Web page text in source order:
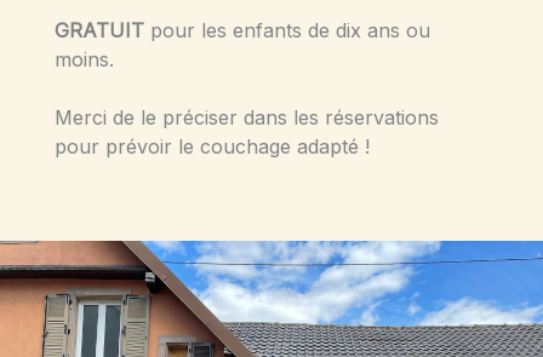
GRATUIT pour les enfants de dix ans ou
moins.
Merci de le préciser dans les réservations
pour prévoir le couchage adapté !